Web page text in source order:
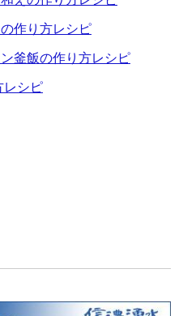
作り方レシピ
釜飯の作り方レシピ
レシピ